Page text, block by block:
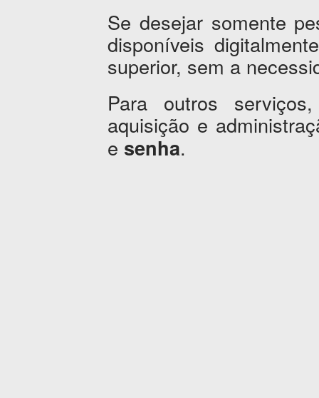
Se desejar somente
disponíveis
superior, sem a
Para outros
aquisição e
e senha.